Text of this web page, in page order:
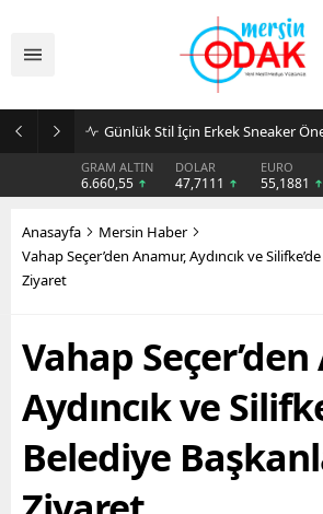
Günlük Stil İçin Erkek Sneaker
GRAM ALTIN
6.660,55
DOLAR
47,7111
EURO
55,1881
Anasayfa
Mersin Haber
Vahap Seçer’den Anamur, Aydıncık ve
Ziyaret
Vahap
Aydıncık ve
Belediye